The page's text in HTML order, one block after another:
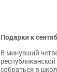
Подарки к
В минувший
собраться в